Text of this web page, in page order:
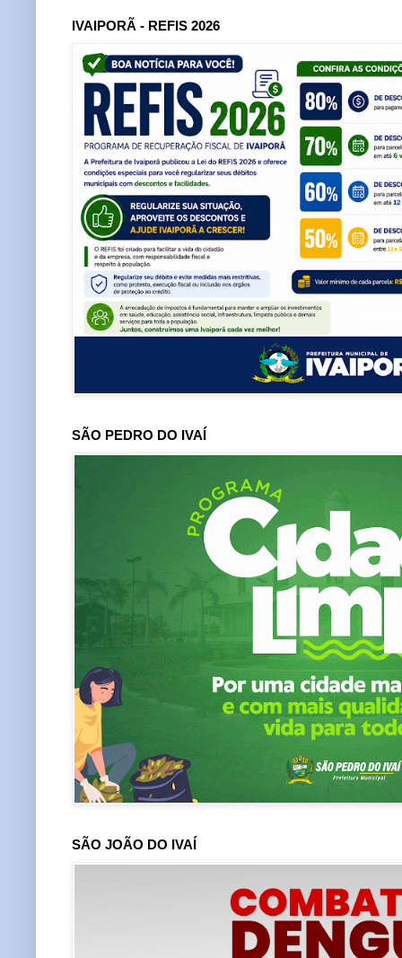
IVAIPORÃ - REFIS 2026
SÃO PEDRO DO IVAÍ
SÃO JOÃO DO IVAÍ